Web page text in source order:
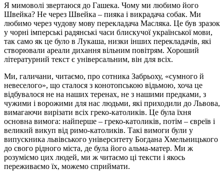
Я мимоволі звертаюся до Гашека. Чому ми любимо його
Швейка? Не через Швейка – пияка і викрадача собак. Ми
любимо через чудову мову перекладача Масляка. Це був зразок
у чорні імперські радянські часи блискучої української мови,
так само як це було в Лукаша, низки інших перекладачів, які
створювали ареали дихання вільним повітрям. Хороший
літературний текст є універсальним, він для всіх.
Ми, галичани, читаємо, про сотника Забрьоху, «сумного й
невеселого», що сталося з конотопською відьмою, хоча це
відбувалося не на наших теренах, не з нашими предками, з
чужими і ворожими для нас людьми, які приходили до Львова,
вимагаючи вирізати всіх греко-католиків. Це була їхня
основна вимога: найперше – греко-католиків, потім – євреїв і
великий викуп від римо-католиків. Такі вимоги були у
випускника львівського університету Богдана Хмельницького
до свого рідного міста, де була його альма-матер. Ми ж
розуміємо цих людей, ми ж читаємо ці тексти і якось
переживаємо їх, можемо сприймати.